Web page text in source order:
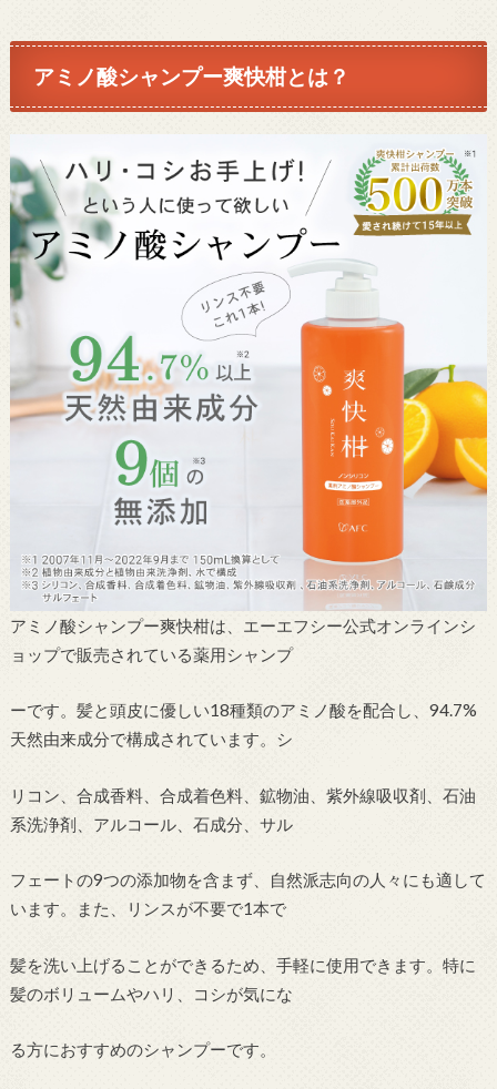
アミノ酸シャンプー爽快柑とは？
アミノ酸シャンプー爽快柑は、エーエフシー公式オンラインシ
ョップで販売されている薬用シャンプ
ーです。髪と頭皮に優しい18種類のアミノ酸を配合し、94.7%
天然由来成分で構成されています。シ
リコン、合成香料、合成着色料、鉱物油、紫外線吸収剤、石油
系洗浄剤、アルコール、石成分、サル
フェートの9つの添加物を含まず、自然派志向の人々にも適して
います。また、リンスが不要で1本で
髪を洗い上げることができるため、手軽に使用できます。特に
髪のボリュームやハリ、コシが気にな
る方におすすめのシャンプーです。